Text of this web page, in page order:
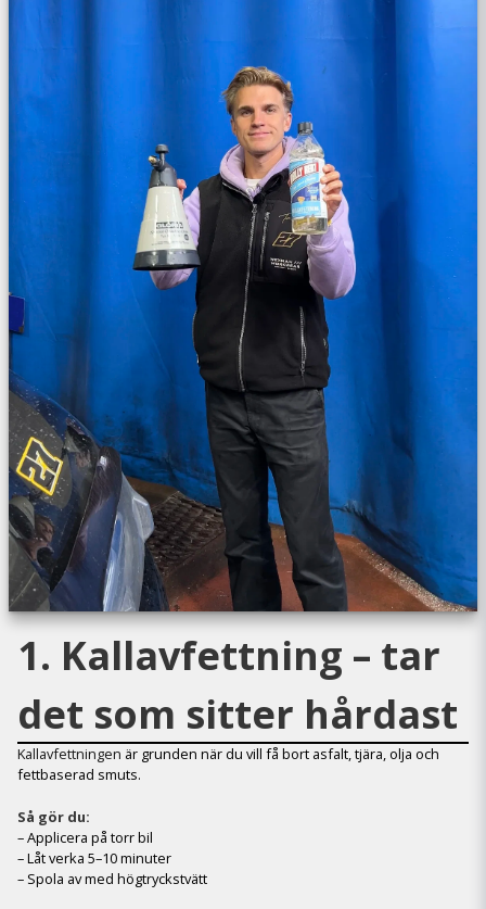
1. Kallavfettning – tar
det som sitter hårdast
Kallavfettningen är grunden när du vill få bort asfalt, tjära, olja och
fettbaserad smuts.
Så gör du:
– Applicera på torr bil
– Låt verka 5–10 minuter
– Spola av med högtryckstvätt